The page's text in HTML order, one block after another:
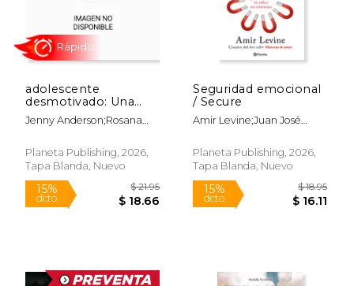
adolescente
desmotivado: Una
guía para lograr que
tu hijo recupere las
relacionarse y
sentirse mejor / The
Jenny Anderson;Rosana
Planeta Publishing, 2026,
Tapa Blanda, Nuevo
Seguridad emocional
/ Secure
Amir Levine;Juan José
Planeta Publishing, 2026,
Tapa Blanda, Nuevo